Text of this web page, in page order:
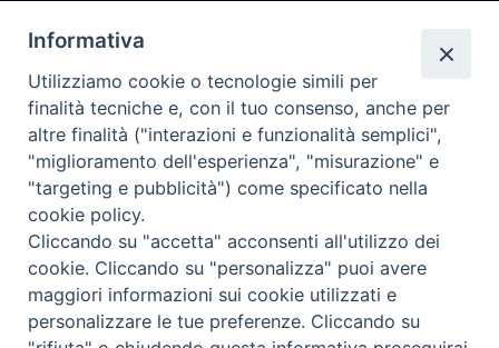
dalle 9.00 alle 12.30
tel. +39 0481 597628
archivio@arcidiocesi.gorizia.it
Ufficio Comunicazioni Sociali
tel. +39 0481 531663
ucs@arcidiocesi.gorizia.it
Informativa
Utilizziamo cookie o tecnologie simili per
finalità tecniche e, con il tuo consenso, anche per
altre finalità ("interazioni e funzionalità semplici",
"miglioramento dell'esperienza", "misurazione" e
"targeting e pubblicità") come specificato nella
cookie policy.
Cliccando su "accetta" acconsenti all'utilizzo dei
cookie. Cliccando su "personalizza" puoi avere
maggiori informazioni sui cookie utilizzati e
personalizzare le tue preferenze. Cliccando su